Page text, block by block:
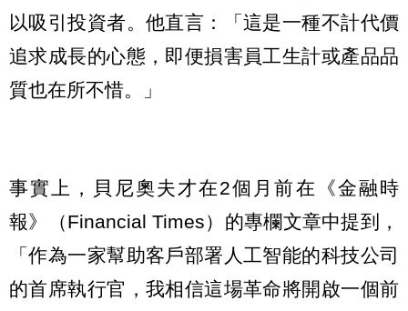
以吸引投資者。他直言：「這是一種不計代價
追求成長的心態，即便損害員工生計或產品品
質也在所不惜。」
事實上，貝尼奧夫才在2個月前在《金融時
報》（Financial Times）的專欄文章中提到，
「作為一家幫助客戶部署人工智能的科技公司
的首席執行官，我相信這場革命將開啟一個前